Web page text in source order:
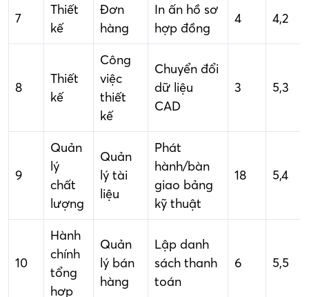
7
Thiết
kế
Đơn
hàng
In ấn hồ sơ
hợp đồng
4 4,2
8
Thiết
kế
Công
việc
thiết
kế
Chuyển đổi
dữ liệu
CAD
3 5,3
9
Quản
lý
chất
lượng
Quản
lý tài
liệu
Phát
hành/bàn
giao bảng
kỹ thuật
18 5,4
10
Hành
chính
tổng
hợp
Quản
lý bán
hàng
Lập danh
sách thanh
toán
6 5,5